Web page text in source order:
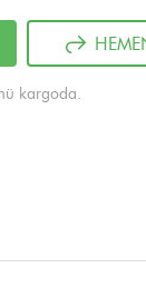
kargoda.